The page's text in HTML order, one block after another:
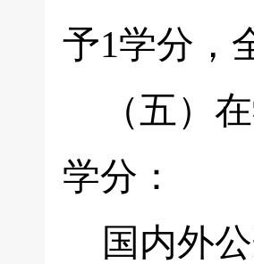
予1学分，
（五）在
学分：
国内外公